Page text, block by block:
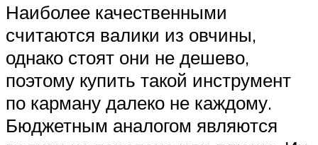
Наиболее качественными
считаются валики из овчины,
однако стоят они не дешево,
поэтому купить такой инструмент
по карману далеко не каждому.
Бюджетным аналогом являются